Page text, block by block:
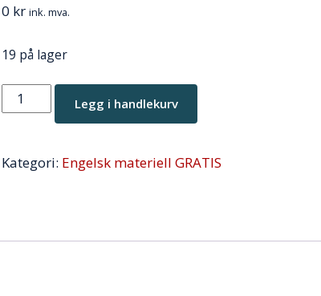
0 kr ink. mva.
19 på lager
Engelsk
lærebok
DUÅ
3
Legg i handlekurv
Kategori: Engelsk materiell GRATIS